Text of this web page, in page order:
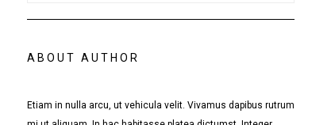
ABOUT AUTHOR
Etiam in nulla arcu, ut vehicula velit. Vivamus dapibus rutrum